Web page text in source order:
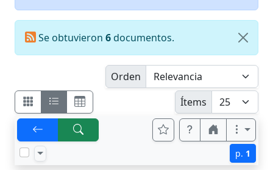
Se obtuvieron 6documentos.
Orden
Ítems
p. 1